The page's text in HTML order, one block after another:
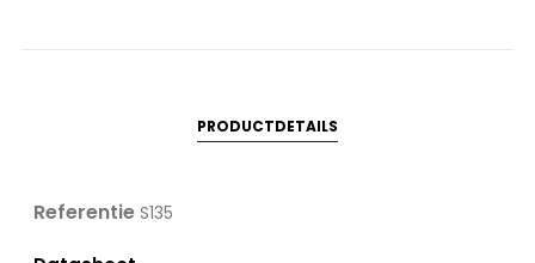
PRODUCTDETAILS
Referentie S135